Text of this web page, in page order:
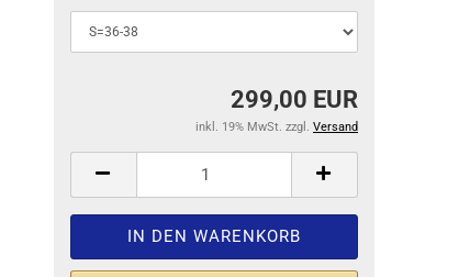
299,00 EUR
inkl. 19% MwSt. zzgl. Versand